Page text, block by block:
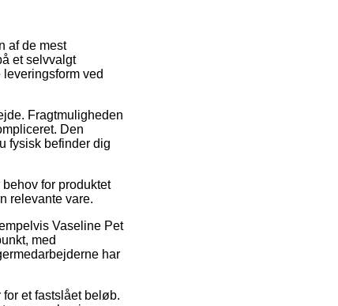
af de mest
et selvvalgt
ved
Fragtmuligheden
Den
fysisk befinder dig
for produktet
relevante vare.
Vaseline Pet
med
har
et fastslået beløb.